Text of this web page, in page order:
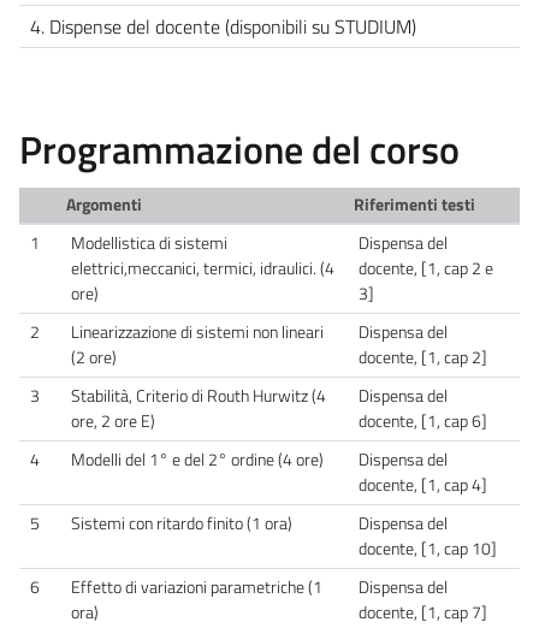
4. Dispense del docente (disponibili su STUDIUM)
Programmazione del corso
Argomenti
Riferimenti testi
1
Modellistica di sistemi
elettrici,meccanici, termici, idraulici. (4
ore)
Dispensa del
docente, [1, cap 2 e
3]
2
Linearizzazione di sistemi non lineari
(2 ore)
Dispensa del
docente, [1, cap 2]
3
Stabilità, Criterio di Routh Hurwitz (4
ore, 2 ore E)
Dispensa del
docente, [1, cap 6]
4
Modelli del 1° e del 2° ordine (4 ore)
Dispensa del
docente, [1, cap 4]
5
Sistemi con ritardo finito (1 ora)
Dispensa del
docente, [1, cap 10]
6
Effetto di variazioni parametriche (1
ora)
Dispensa del
docente, [1, cap 7]